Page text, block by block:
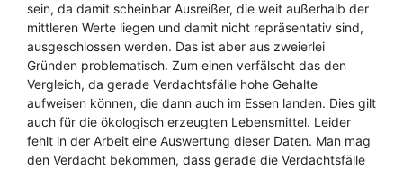
sein, da damit scheinbar Ausreißer, die weit außerhalb der
mittleren Werte liegen und damit nicht repräsentativ sind,
ausgeschlossen werden. Das ist aber aus zweierlei
Gründen problematisch. Zum einen verfälscht das den
Vergleich, da gerade Verdachtsfälle hohe Gehalte
aufweisen können, die dann auch im Essen landen. Dies gilt
auch für die ökologisch erzeugten Lebensmittel. Leider
fehlt in der Arbeit eine Auswertung dieser Daten. Man mag
den Verdacht bekommen, dass gerade die Verdachtsfälle